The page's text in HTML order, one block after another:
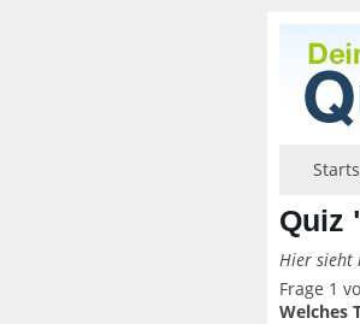
Quiz
Hier sieht
Frage 1
Welches